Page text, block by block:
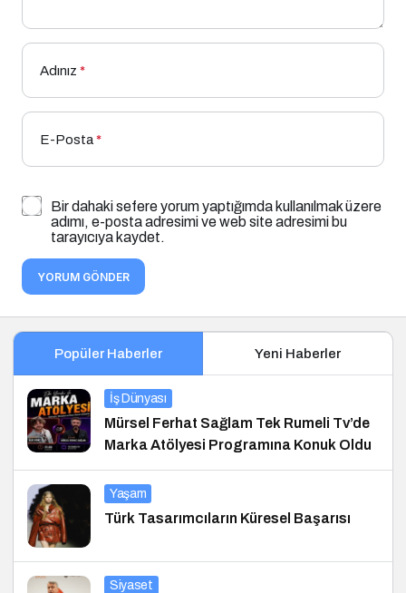
Adınız *
E-Posta*
Bir dahaki sefere yorum yaptığımda kullanılmak üzere
adımı, e-posta adresimi ve web site adresimi bu
tarayıcıya kaydet.
YORUM GÖNDER
Popüler Haberler Yeni Haberler
İş Dünyası
Mürsel Ferhat Sağlam Tek Rumeli Tv’de
Marka Atölyesi Programına Konuk Oldu
Yaşam
Türk Tasarımcıların Küresel Başarısı
Siyaset